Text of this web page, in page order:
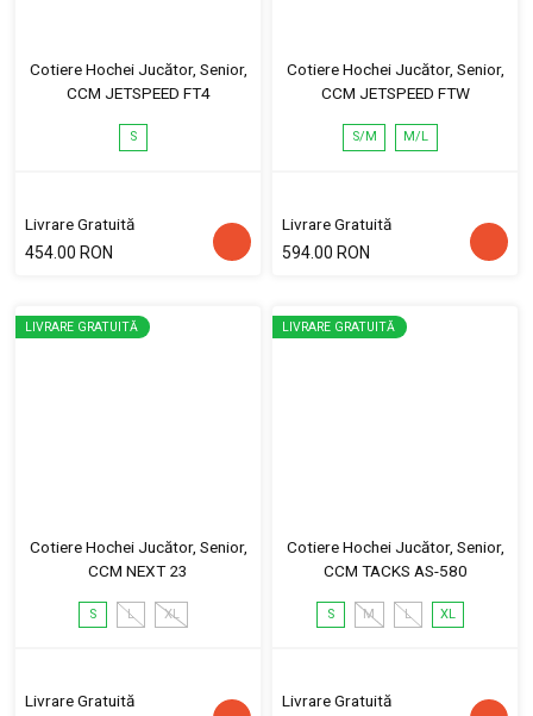
Cotiere Hochei Jucător, Senior,
CCM JETSPEED FT4
S
Livrare Gratuită
454.00 RON
Cotiere Hochei Jucător, Senior,
CCM JETSPEED FTW
S/M M/L
Livrare Gratuită
594.00 RON
LIVRARE GRATUITĂ
Cotiere Hochei Jucător, Senior,
CCM NEXT 23
S L XL
Livrare Gratuită
LIVRARE GRATUITĂ
Cotiere Hochei Jucător, Senior,
CCM TACKS AS-580
S M L XL
Livrare Gratuită